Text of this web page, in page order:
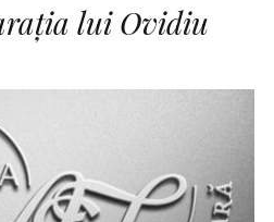
lui Ovidiu